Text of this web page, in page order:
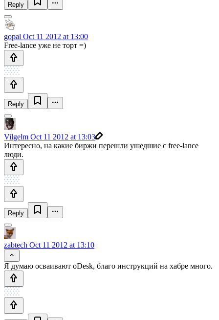
Reply
gopal Oct 11 2012 at 13:00
Free-lance уже не торт =)
Reply
Vilgelm Oct 11 2012 at 13:03
Интересно, на какие биржи перешли ушедшие с free-lance
люди.
Reply
zabtech Oct 11 2012 at 13:10
Я думаю осваивают oDesk, благо инструкций на хабре много.